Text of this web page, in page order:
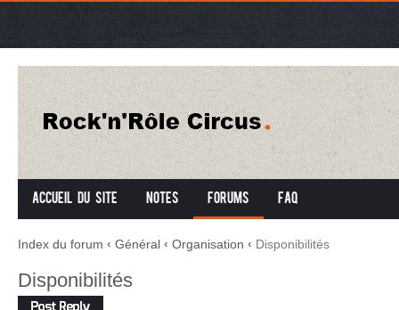
Accueil du site Notes Forums FAQ
Index du forum ‹ Général ‹ Organisation ‹ Disponibilités
Disponibilités
Répondre